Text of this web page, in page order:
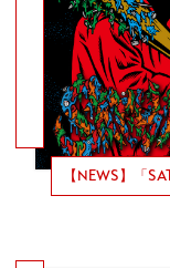
【NEWS】「